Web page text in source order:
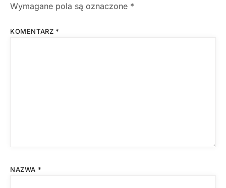
Wymagane pola są oznaczone *
KOMENTARZ *
NAZWA *